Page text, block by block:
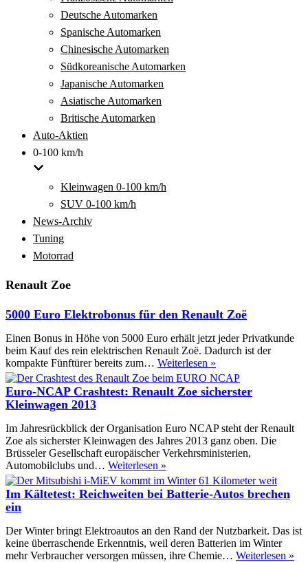
Deutsche Automarken
Spanische Automarken
Chinesische Automarken
Südkoreanische Automarken
Japanische Automarken
Asiatische Automarken
Britische Automarken
Auto-Aktien
0-100 km/h
Kleinwagen 0-100 km/h
SUV 0-100 km/h
News-Archiv
Tuning
Motorrad
Renault Zoe
5000 Euro Elektrobonus für den Renault Zoë
Einen Bonus in Höhe von 5000 Euro erhält jetzt jeder Privatkunde
beim Kauf des rein elektrischen Renault Zoë. Dadurch ist der
kompakte Fünftürer bereits zum… Weiterlesen »
Euro
Elektrobonus
für
Renault
Zoë
Euro-NCAP Crashtest: Renault Zoe sicherster
Kleinwagen 2013
Im Jahresrückblick der Organisation Euro NCAP steht der Renault
Zoe als sicherster Kleinwagen des Jahres 2013 ganz oben. Die
Brüsseler Gesellschaft europäischer Verkehrsministerien,
Automobilclubs und… Weiterlesen »
NCAP
Crashtest:
Renault
sicherster
Kleinwagen
2013
Im Kältetest: Reichweiten bei Batterie-Autos brechen
ein
Der Winter bringt Elektroautos an den Rand der Nutzbarkeit. Das ist
keine überraschende Erkenntnis, weil deren Batterien im Winter
mehr Verbraucher versorgen müssen, ihre Chemie… Weiterlesen »